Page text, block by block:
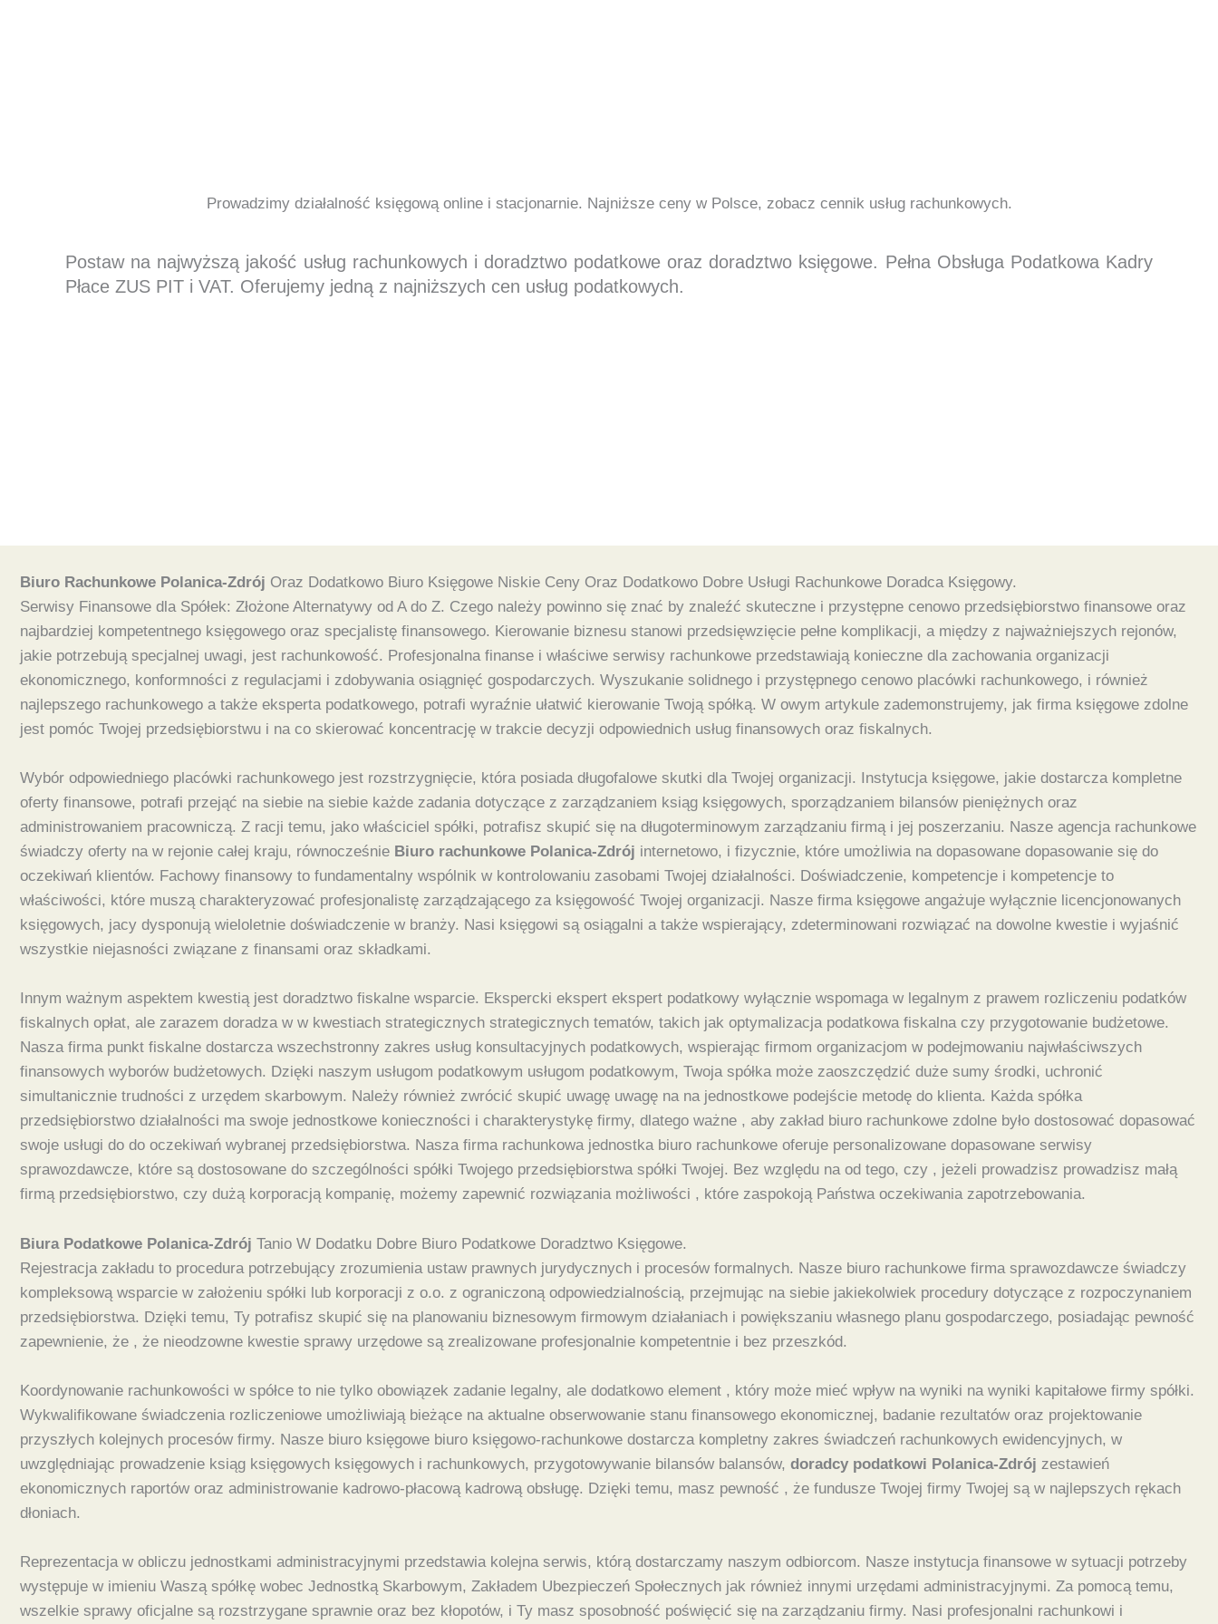
Prowadzimy działalność księgową online i stacjonarnie. Najniższe ceny w Polsce, zobacz cennik usług rachunkowych.
Postaw na najwyższą jakość usług rachunkowych i doradztwo podatkowe oraz doradztwo księgowe. Pełna Obsługa Podatkowa Kadry
Płace ZUS PIT i VAT. Oferujemy jedną z najniższych cen usług podatkowych.
Biuro Rachunkowe Polanica-Zdrój Oraz Dodatkowo Biuro Księgowe Niskie Ceny Oraz Dodatkowo Dobre Usługi Rachunkowe Doradca Księgowy.
Serwisy Finansowe dla Spółek: Złożone Alternatywy od A do Z. Czego należy powinno się znać by znaleźć skuteczne i przystępne cenowo przedsiębiorstwo finansowe oraz
najbardziej kompetentnego księgowego oraz specjalistę finansowego. Kierowanie biznesu stanowi przedsięwzięcie pełne komplikacji, a między z najważniejszych rejonów,
jakie potrzebują specjalnej uwagi, jest rachunkowość. Profesjonalna finanse i właściwe serwisy rachunkowe przedstawiają konieczne dla zachowania organizacji
ekonomicznego, konformności z regulacjami i zdobywania osiągnięć gospodarczych. Wyszukanie solidnego i przystępnego cenowo placówki rachunkowego, i również
najlepszego rachunkowego a także eksperta podatkowego, potrafi wyraźnie ułatwić kierowanie Twoją spółką. W owym artykule zademonstrujemy, jak firma księgowe zdolne
jest pomóc Twojej przedsiębiorstwu i na co skierować koncentrację w trakcie decyzji odpowiednich usług finansowych oraz fiskalnych.
Wybór odpowiedniego placówki rachunkowego jest rozstrzygnięcie, która posiada długofalowe skutki dla Twojej organizacji. Instytucja księgowe, jakie dostarcza kompletne
oferty finansowe, potrafi przejąć na siebie na siebie każde zadania dotyczące z zarządzaniem ksiąg księgowych, sporządzaniem bilansów pieniężnych oraz
administrowaniem pracowniczą. Z racji temu, jako właściciel spółki, potrafisz skupić się na długoterminowym zarządzaniu firmą i jej poszerzaniu. Nasze agencja rachunkowe
świadczy oferty na w rejonie całej kraju, równocześnie Biuro rachunkowe Polanica-Zdrój internetowo, i fizycznie, które umożliwia na dopasowane dopasowanie się do
oczekiwań klientów. Fachowy finansowy to fundamentalny wspólnik w kontrolowaniu zasobami Twojej działalności. Doświadczenie, kompetencje i kompetencje to
właściwości, które muszą charakteryzować profesjonalistę zarządzającego za księgowość Twojej organizacji. Nasze firma księgowe angażuje wyłącznie licencjonowanych
księgowych, jacy dysponują wieloletnie doświadczenie w branży. Nasi księgowi są osiągalni a także wspierający, zdeterminowani rozwiązać na dowolne kwestie i wyjaśnić
wszystkie niejasności związane z finansami oraz składkami.
Innym ważnym aspektem kwestią jest doradztwo fiskalne wsparcie. Ekspercki ekspert ekspert podatkowy wyłącznie wspomaga w legalnym z prawem rozliczeniu podatków
fiskalnych opłat, ale zarazem doradza w w kwestiach strategicznych strategicznych tematów, takich jak optymalizacja podatkowa fiskalna czy przygotowanie budżetowe.
Nasza firma punkt fiskalne dostarcza wszechstronny zakres usług konsultacyjnych podatkowych, wspierając firmom organizacjom w podejmowaniu najwłaściwszych
finansowych wyborów budżetowych. Dzięki naszym usługom podatkowym usługom podatkowym, Twoja spółka może zaoszczędzić duże sumy środki, uchronić
simultanicznie trudności z urzędem skarbowym. Należy również zwrócić skupić uwagę uwagę na na jednostkowe podejście metodę do klienta. Każda spółka
przedsiębiorstwo działalności ma swoje jednostkowe konieczności i charakterystykę firmy, dlatego ważne , aby zakład biuro rachunkowe zdolne było dostosować dopasować
swoje usługi do do oczekiwań wybranej przedsiębiorstwa. Nasza firma rachunkowa jednostka biuro rachunkowe oferuje personalizowane dopasowane serwisy
sprawozdawcze, które są dostosowane do szczególności spółki Twojego przedsiębiorstwa spółki Twojej. Bez względu na od tego, czy , jeżeli prowadzisz prowadzisz małą
firmą przedsiębiorstwo, czy dużą korporacją kompanię, możemy zapewnić rozwiązania możliwości , które zaspokoją Państwa oczekiwania zapotrzebowania.
Biura Podatkowe Polanica-Zdrój Tanio W Dodatku Dobre Biuro Podatkowe Doradztwo Księgowe.
Rejestracja zakładu to procedura potrzebujący zrozumienia ustaw prawnych jurydycznych i procesów formalnych. Nasze biuro rachunkowe firma sprawozdawcze świadczy
kompleksową wsparcie w założeniu spółki lub korporacji z o.o. z ograniczoną odpowiedzialnością, przejmując na siebie jakiekolwiek procedury dotyczące z rozpoczynaniem
przedsiębiorstwa. Dzięki temu, Ty potrafisz skupić się na planowaniu biznesowym firmowym działaniach i powiększaniu własnego planu gospodarczego, posiadając pewność
zapewnienie, że , że nieodzowne kwestie sprawy urzędowe są zrealizowane profesjonalnie kompetentnie i bez przeszkód.
Koordynowanie rachunkowości w spółce to nie tylko obowiązek zadanie legalny, ale dodatkowo element , który może mieć wpływ na wyniki na wyniki kapitałowe firmy spółki.
Wykwalifikowane świadczenia rozliczeniowe umożliwiają bieżące na aktualne obserwowanie stanu finansowego ekonomicznej, badanie rezultatów oraz projektowanie
przyszłych kolejnych procesów firmy. Nasze biuro księgowe biuro księgowo-rachunkowe dostarcza kompletny zakres świadczeń rachunkowych ewidencyjnych, w
uwzględniając prowadzenie ksiąg księgowych księgowych i rachunkowych, przygotowywanie bilansów balansów, doradcy podatkowi Polanica-Zdrój zestawień
ekonomicznych raportów oraz administrowanie kadrowo-płacową kadrową obsługę. Dzięki temu, masz pewność , że fundusze Twojej firmy Twojej są w najlepszych rękach
dłoniach.
Reprezentacja w obliczu jednostkami administracyjnymi przedstawia kolejna serwis, którą dostarczamy naszym odbiorcom. Nasze instytucja finansowe w sytuacji potrzeby
występuje w imieniu Waszą spółkę wobec Jednostką Skarbowym, Zakładem Ubezpieczeń Społecznych jak również innymi urzędami administracyjnymi. Za pomocą temu,
wszelkie sprawy oficjalne są rozstrzygane sprawnie oraz bez kłopotów, i Ty masz sposobność poświęcić się na zarządzaniu firmy. Nasi profesjonalni rachunkowi i